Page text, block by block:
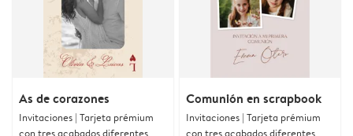
As de corazones
Invitaciones | Tarjeta prémium
con tres acabados diferentes
Comunión en scrapbook
Invitaciones | Tarjeta prémium
con tres acabados diferentes